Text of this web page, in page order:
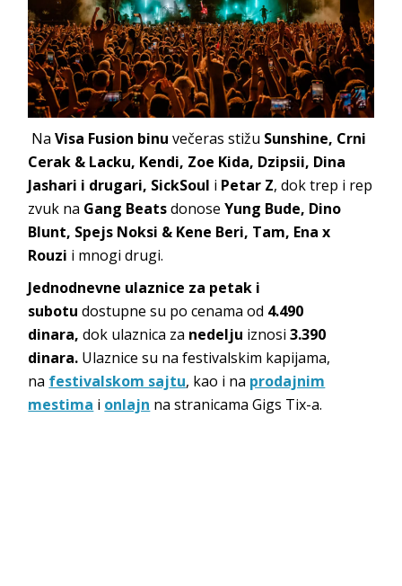
NaVisa Fusion binuvečeras stižu Sunshine, Crni
Cerak & Lacku, Kendi, Zoe Kida, Dzipsii, Dina
Jashari i drugari, SickSoul i Petar Z, dok trep i rep
zvuk na Gang BeatsdonoseYung Bude, Dino
Blunt, Spejs Noksi & Kene Beri, Tam, Ena x
Rouzi i mnogi drugi.
Jednodnevne ulaznice za petak i
subotudostupne su po cenama od 4.490
dinara,dok ulaznica za nedelju iznosi3.390
dinara. Ulaznice su na festivalskim kapijama,
na festivalskom sajtu, kao i na prodajnim
mestima i onlajn na stranicama Gigs Tix-a.